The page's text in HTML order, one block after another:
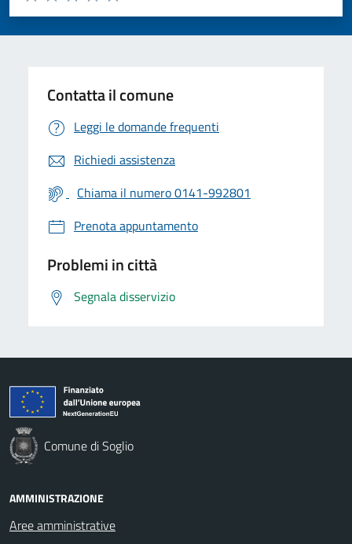
Valuta 5 stelle su 5
Valuta 4 stelle su 5
Valuta 3 stelle su 5
Valuta 2 stelle su 5
Valuta 1 stelle su 5
Contatta il comune
Leggi le domande frequenti
Richiedi assistenza
Chiama il numero 0141-992801
Prenota appuntamento
Problemi in città
Segnala disservizio
Comune di Soglio
AMMINISTRAZIONE
Aree amministrative